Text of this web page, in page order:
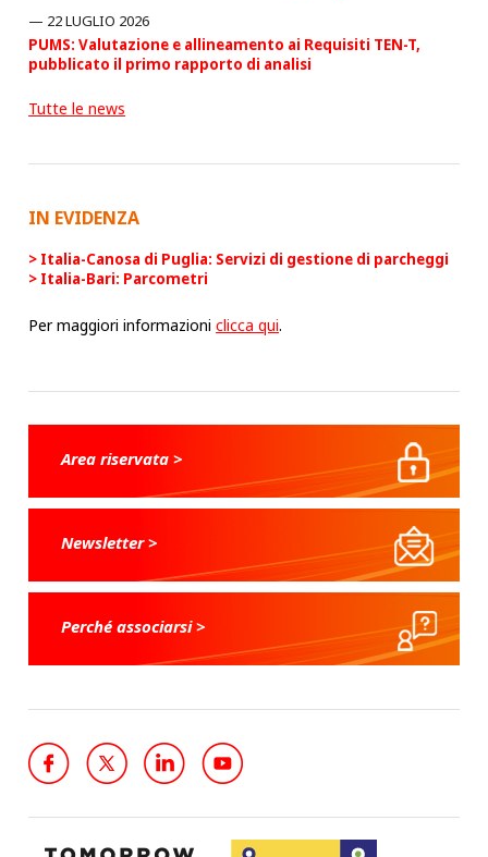
22 LUGLIO 2026
PUMS: Valutazione e allineamento ai Requisiti TEN-T,
pubblicato il primo rapporto di analisi
Tutte le news
IN EVIDENZA
Italia-Canosa di Puglia: Servizi di gestione di parcheggi
Italia-Bari: Parcometri
Per maggiori informazioniclicca qui.
Area riservata >
Newsletter >
Perché associarsi >